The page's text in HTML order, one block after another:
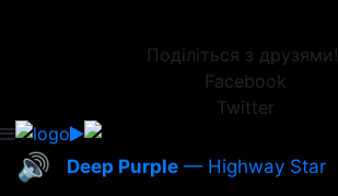
Поділіться з друзями!
Facebook
Twitter
🔊 Deep Purple — Highway Star